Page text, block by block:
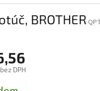
BROTHER
DPH